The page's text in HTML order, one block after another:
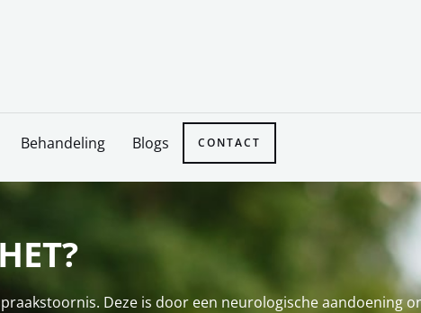
Behandeling Blogs CONTACT
Deze is door een neurologische aandoening